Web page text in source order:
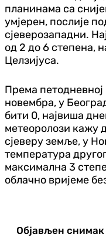
планинама са
умјерен, послије
сјеверозападни.
од 2 до 6 степена,
Целзијуса.
Према
новембра, у
бити 0, највиша
метеоролози кажу
сјеверу земље, у
температура
максимална 3
облачно вријеме
Објављен снимак